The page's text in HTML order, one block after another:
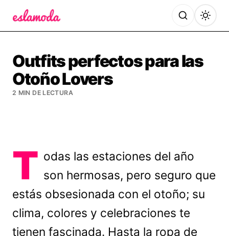
Outfits perfectos para las
Otoño Lovers
2 MIN DE LECTURA
T odas las estaciones del año
son hermosas, pero seguro que
estás obsesionada con el otoño; su
clima, colores y celebraciones te
tienen fascinada. Hasta la ropa de